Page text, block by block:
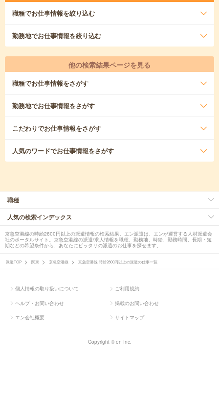
職種でお仕事情報を絞り込む
勤務地でお仕事情報を絞り込む
他の検索結果ページを見る
職種でお仕事情報をさがす
勤務地でお仕事情報をさがす
こだわりでお仕事情報をさがす
人気のワードでお仕事情報をさがす
職種
人気の検索インデックス
京急空港線の時給2800円以上の派遣情報の検索結果。エン派遣は、エンが運営する人材派遣会
社のポータルサイト。京急空港線の派遣/求人情報を職種、勤務地、時給、勤務時間、長期・短
期などの希望条件から、あなたにピッタリの派遣のお仕事を探せます。
派遣TOP 関東 京急空港線 京急空港線 時給2800円以上の派遣の仕事一覧
個人情報の取り扱いについて ご利用規約
ヘルプ・お問い合わせ 掲載のお問い合わせ
エン会社概要 サイトマップ
Copyright © en Inc.